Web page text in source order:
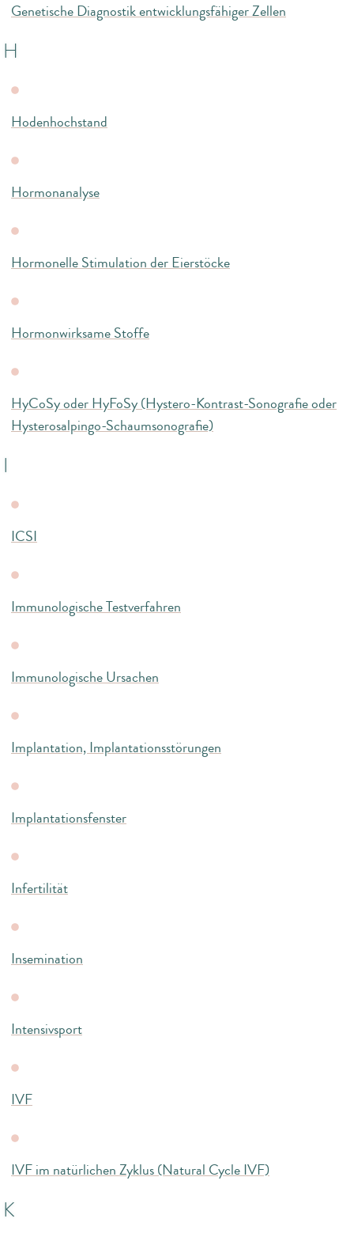
Genetische Diagnostik entwicklungsfähiger Zellen
H
Hodenhochstand
Hormonanalyse
Hormonelle Stimulation der Eierstöcke
Hormonwirksame Stoffe
HyCoSy oder HyFoSy (Hystero-Kontrast-Sonografie oder
Hysterosalpingo-Schaumsonografie)
I
ICSI
Immunologische Testverfahren
Immunologische Ursachen
Implantation, Implantationsstörungen
Implantationsfenster
Infertilität
Insemination
Intensivsport
IVF
IVF im natürlichen Zyklus (Natural Cycle IVF)
K